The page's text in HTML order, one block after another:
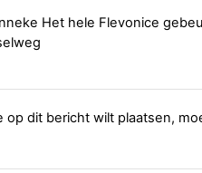
Het hele Flevonice
op dit bericht wilt plaatsen,